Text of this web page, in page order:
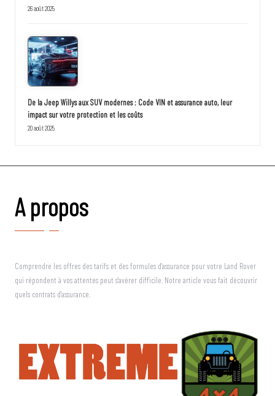
26 août 2025
De la Jeep Willys aux SUV modernes : Code VIN et assurance auto, leur
impact sur votre protection et les coûts
20 août 2025
A propos
Comprendre les offres des tarifs et des formules d'assurance pour votre Land Rover
qui répondent à vos attentes peut s'avérer difficile. Notre article vous fait découvrir
quels contrats d'assurance.